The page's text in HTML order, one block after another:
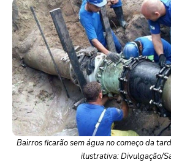
Bairros ficarão sem água no começo da
ilustrativa: Divulgação/